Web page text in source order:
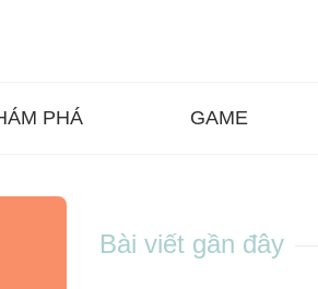
PHÁ GAME
Bài viết gần đây